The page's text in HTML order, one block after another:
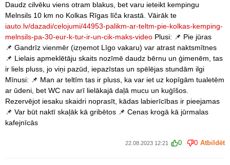
Daudz cilvēku viens otram blakus, bet varu ieteikt kempingu
Melnsils 10 km no Kolkas Rīgas līča krastā. Vāirāk te
iauto.lv/dazadi/celojumi/44953-palikm-ar-teltm-pie-kolkas-kemping-
melnsils-pa-30-eur-k-tur-ir-un-cik-maks-video Plusi: 📌 Pie jūras
📌 Gandrīz vienmēr (izņemot Līgo vakaru) var atrast naktsmītnes
📌 Lielais apmeklētāju skaits nozīmē daudz bērnu un ģimenēm, tas
ir liels pluss, jo viņi pazūd, iepazīstas un spēlējas stundām ilgi
Mīnusi: 📌 Man ar teltīm tas ir pluss, ka var iet uz kopīgām tualetēm
ar ūdeni, bet WC nav arī lielākajā daļā mucu un kuģīšos.
Rezervējot iesaku skaidri noprasīt, kādas labierīcības ir pieejamas
📌 Var būt naktī skaļāk kā gribētos 📌 Cenas krogā kā jūrmalas
kafejnīcās
22.08.2023 12:21 0 0 Atbildēt